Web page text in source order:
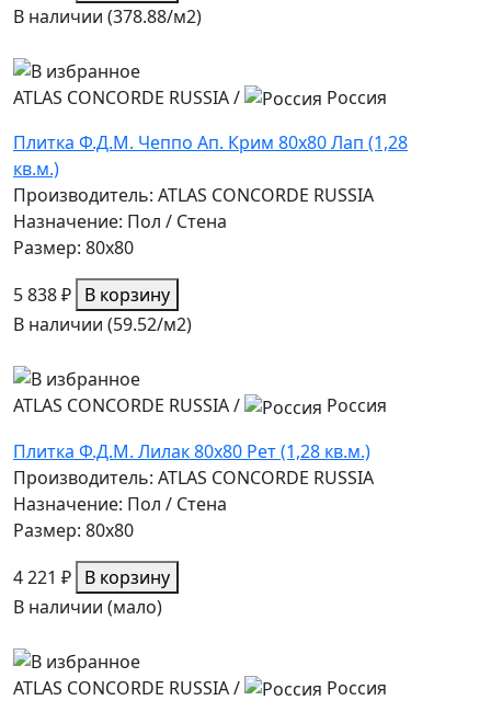
В наличии (378.88/м2)
ATLAS CONCORDE RUSSIA/
Россия
Плитка Ф.Д.М. Чеппо Ап. Крим 80х80 Лап (1,28
кв.м.)
Производитель: ATLAS CONCORDE RUSSIA
Назначение: Пол / Стена
Размер: 80x80
5 838 ₽ В корзину
В наличии (59.52/м2)
ATLAS CONCORDE RUSSIA/
Россия
Плитка Ф.Д.М. Лилак 80х80 Рет (1,28 кв.м.)
Производитель: ATLAS CONCORDE RUSSIA
Назначение: Пол / Стена
Размер: 80x80
4 221 ₽ В корзину
В наличии (мало)
ATLAS CONCORDE RUSSIA/
Россия